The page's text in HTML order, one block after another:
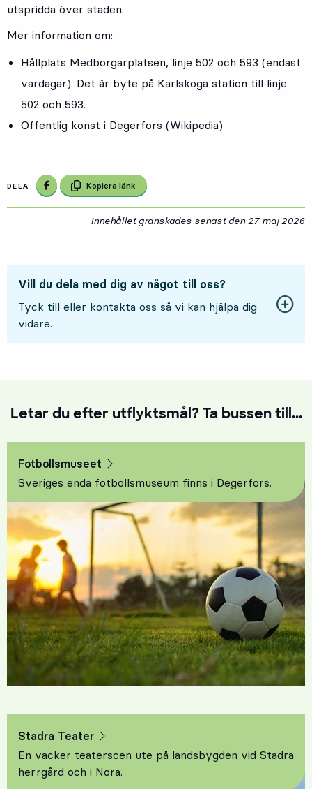
utspridda över staden.
Mer information om:
Hållplats Medborgarplatsen, linje 502 och 593 (endast
vardagar). Det är byte på Karlskoga station till linje
502 och 593.
Offentlig konst i Degerfors (Wikipedia)
DELA: Dela på Facebook
Kopiera länk
Innehållet granskades senast den 27 maj 2026
Vill du dela med dig av något till oss?
Tyck till eller kontakta oss så vi kan hjälpa dig
vidare.
Letar du efter utflyktsmål? Ta bussen till...
Fotbollsmuseet
Sveriges enda fotbollsmuseum finns i Degerfors.
Stadra Teater
En vacker teaterscen ute på landsbygden vid Stadra
herrgård och i Nora.